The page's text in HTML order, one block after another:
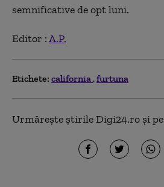
semnificative de opt luni.
Editor :A.P.
Etichete: california furtuna
Urmărește știrile Digi24.ro și pe